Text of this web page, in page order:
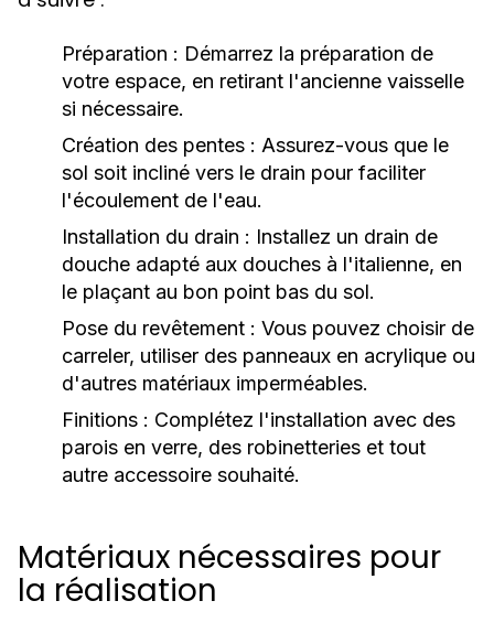
Préparation : Démarrez la préparation de
votre espace, en retirant l'ancienne vaisselle
si nécessaire.
Création des pentes : Assurez-vous que le
sol soit incliné vers le drain pour faciliter
l'écoulement de l'eau.
Installation du drain : Installez un drain de
douche adapté aux douches à l'italienne, en
le plaçant au bon point bas du sol.
Pose du revêtement : Vous pouvez choisir de
carreler, utiliser des panneaux en acrylique ou
d'autres matériaux imperméables.
Finitions : Complétez l'installation avec des
parois en verre, des robinetteries et tout
autre accessoire souhaité.
Matériaux nécessaires pour
la réalisation